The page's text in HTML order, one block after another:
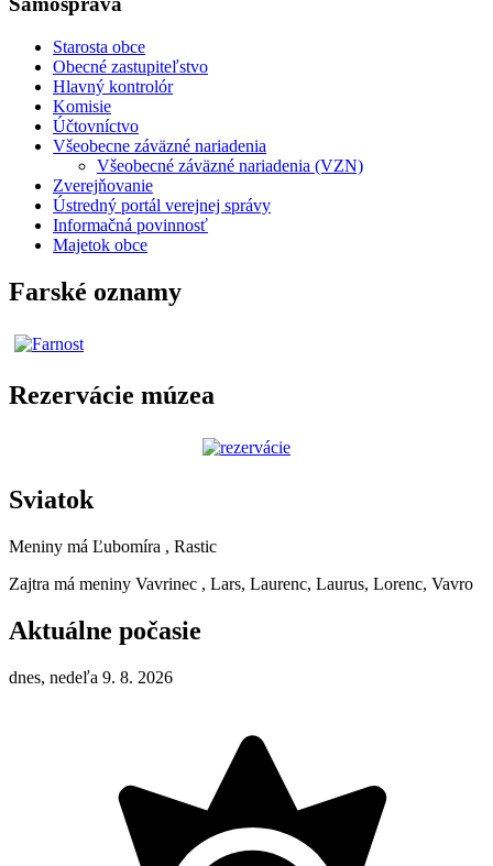
Starosta obce
Obecné zastupiteľstvo
Hlavný kontrolór
Komisie
Účtovníctvo
Všeobecne záväzné nariadenia
Všeobecné záväzné nariadenia (VZN)
Zverejňovanie
Ústredný portál verejnej správy
Informačná povinnosť
Majetok obce
Farské oznamy
Rezervácie múzea
Sviatok
Meniny má Ľubomíra , Rastic
Zajtra má meniny Vavrinec , Lars, Laurenc, Laurus, Lorenc, Vavro
Aktuálne počasie
dnes, nedeľa 9. 8. 2026